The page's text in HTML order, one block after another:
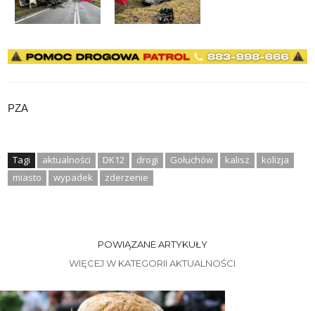
PZA
Tagi aktualności DK12 drogi Gołuchów kalisz
kolizja
miasto
wypadek zderzenie
POWIĄZANE ARTYKUŁY
WIĘCEJ W KATEGORII AKTUALNOŚCI